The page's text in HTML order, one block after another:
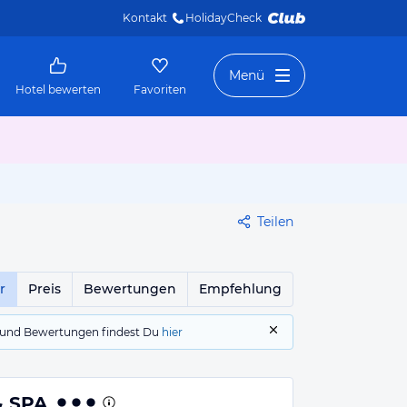
Kontakt HolidayCheck
Hotel bewerten Favoriten
Menü
Teilen
Preis Bewertungen Empfehlung
Bewertungen findest Du hier